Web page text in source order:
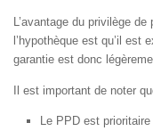
L’avantage du privilège
l’hypothèque est qu’il est
garantie est donc
Il est important de noter
Le PPD est